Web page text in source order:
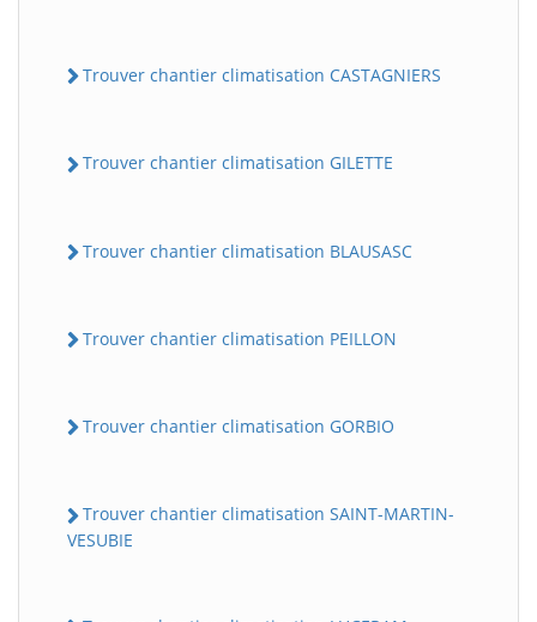
Trouver chantier climatisation CASTAGNIERS
Trouver chantier climatisation GILETTE
Trouver chantier climatisation BLAUSASC
Trouver chantier climatisation PEILLON
Trouver chantier climatisation GORBIO
Trouver chantier climatisation SAINT-MARTIN-
VESUBIE